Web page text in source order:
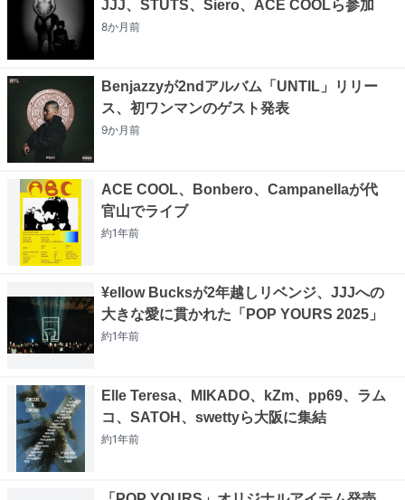
JJJ、STUTS、Siero、ACE COOLら参加
8か月前
Benjazzyが2ndアルバム「UNTIL」リリー
ス、初ワンマンのゲスト発表
9か月前
ACE COOL、Bonbero、Campanellaが代
官山でライブ
約1年前
¥ellow Bucksが2年越しリベンジ、JJJへの
大きな愛に貫かれた「POP YOURS 2025」
約1年前
Elle Teresa、MIKADO、kZm、pp69、ラム
コ、SATOH、swettyら大阪に集結
約1年前